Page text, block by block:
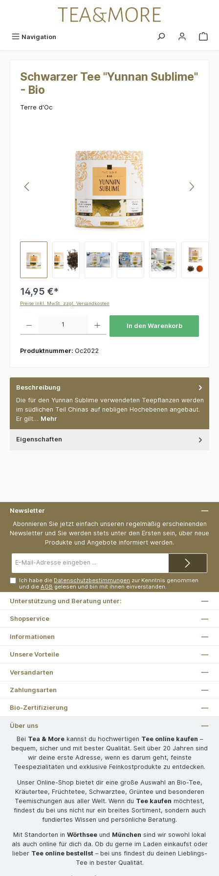
Navigation
Schwarzer Tee "Yunnan Sublime"
- Bio
Terre d'Oc
14,95 €*
Preise inkl. MwSt. zzgl. Versandkosten
In den Warenkorb
Produktnummer: Oc2022
Beschreibung
Die für den Yunnan Sublime verwendeten Teepflanzen werden
im südlichen Teil Chinas auf nebligen Hochebenen angebaut.
Er gilt… Mehr
Eigenschaften
Newsletter
Abonnieren Sie jetzt einfach unseren regelmäßig erscheinenden
Newsletter und Sie werden stets unter den Ersten sein, über neue
Produkte und Angebote informiert werden.
Mail-
Ich habe die Datenschutzbestimmungen zur Kenntnis genommen
und dieAGB gelesen und bin mit ihnen einverstanden.
Unterstützung und Beratung unter:
Shopservice
Informationen
Unsere Vorteile
Versandarten
Zahlungsarten
Bio-Zertifizierung
Über uns
Bei Tea & Morekannst du hochwertigen Tee online kaufen –
bequem, sicher und mit bester Qualität. Seit über 20 Jahren sind
wir deine erste Adresse, wenn es darum geht, feinste
Teespezialitäten und exklusive Feinkostprodukte zu entdecken.
Unser Online-Shop bietet dir eine große Auswahl an Bio-Tee,
Kräutertee, Früchtetee, Schwarztee, Grüntee und besonderen
Teemischungen aus aller Welt. Wenn du Tee kaufen möchtest,
findest du bei uns nicht nur ein breites Sortiment, sondern auch
fundiertes Wissen und persönliche Beratung.
Mit Standorten in Wörthsee und München sind wir sowohl lokal
als auch online für dich da. Ob du gerne im Laden einkaufst oder
lieber Tee online bestellst– bei uns findest du deinen Lieblings-
Tee in bester Qualität.